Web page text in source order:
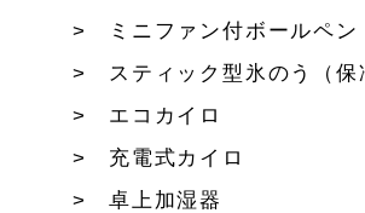
ミニファン付ボールペン
スティック型氷のう（保
エコカイロ
充電式カイロ
卓上加湿器